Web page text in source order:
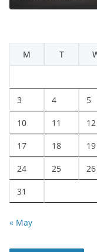
M
T
3 4 5
10 11 12
17 18 19
24 25 26
31
« May